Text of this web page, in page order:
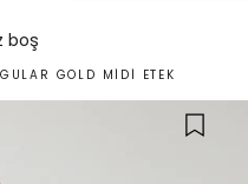
boş
GOLD MIDI ETEK